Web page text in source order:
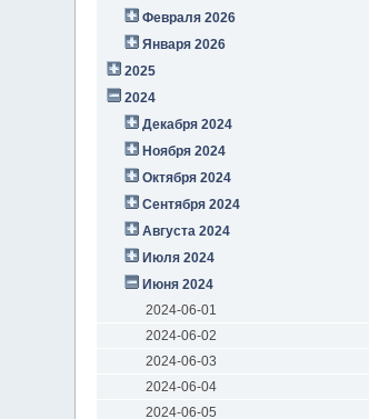
Февраля 2026
Января 2026
2025
2024
Декабря 2024
Ноября 2024
Октября 2024
Сентября 2024
Августа 2024
Июля 2024
Июня 2024
2024-06-01
2024-06-02
2024-06-03
2024-06-04
2024-06-05